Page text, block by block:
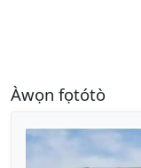
Àwọn fọtótò